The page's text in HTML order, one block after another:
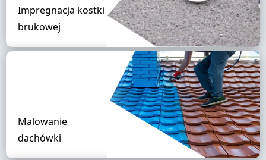
Impregnacja kostki
brukowej
Malowanie
dachówki